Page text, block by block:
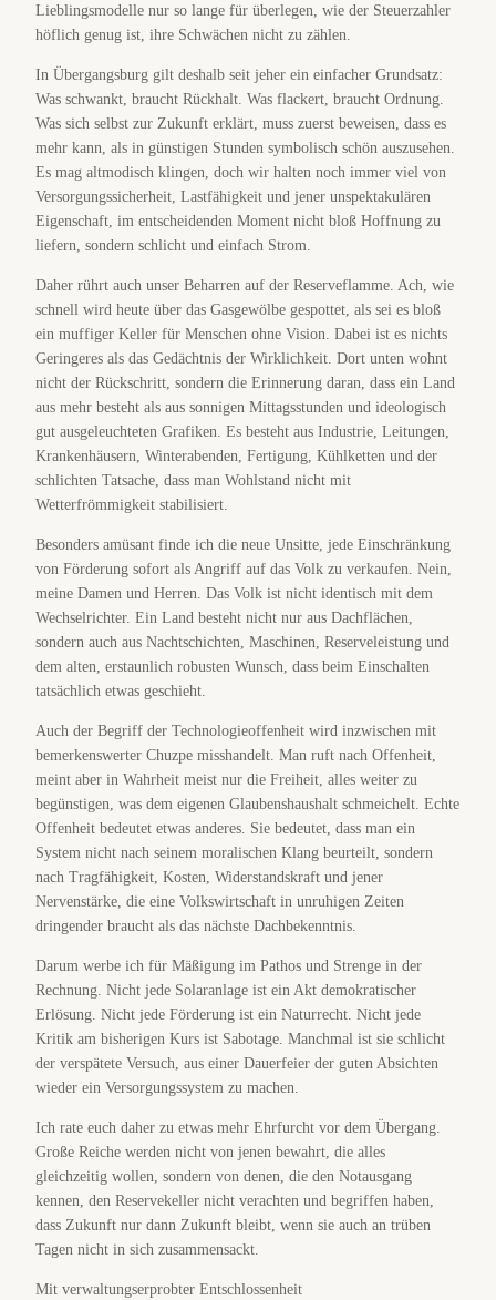
Lieblingsmodelle nur so lange für überlegen, wie der Steuerzahler
höflich genug ist, ihre Schwächen nicht zu zählen.
In Übergangsburg gilt deshalb seit jeher ein einfacher Grundsatz:
Was schwankt, braucht Rückhalt. Was flackert, braucht Ordnung.
Was sich selbst zur Zukunft erklärt, muss zuerst beweisen, dass es
mehr kann, als in günstigen Stunden symbolisch schön auszusehen.
Es mag altmodisch klingen, doch wir halten noch immer viel von
Versorgungssicherheit, Lastfähigkeit und jener unspektakulären
Eigenschaft, im entscheidenden Moment nicht bloß Hoffnung zu
liefern, sondern schlicht und einfach Strom.
Daher rührt auch unser Beharren auf der Reserveflamme. Ach, wie
schnell wird heute über das Gasgewölbe gespottet, als sei es bloß
ein muffiger Keller für Menschen ohne Vision. Dabei ist es nichts
Geringeres als das Gedächtnis der Wirklichkeit. Dort unten wohnt
nicht der Rückschritt, sondern die Erinnerung daran, dass ein Land
aus mehr besteht als aus sonnigen Mittagsstunden und ideologisch
gut ausgeleuchteten Grafiken. Es besteht aus Industrie, Leitungen,
Krankenhäusern, Winterabenden, Fertigung, Kühlketten und der
schlichten Tatsache, dass man Wohlstand nicht mit
Wetterfrömmigkeit stabilisiert.
Besonders amüsant finde ich die neue Unsitte, jede Einschränkung
von Förderung sofort als Angriff auf das Volk zu verkaufen. Nein,
meine Damen und Herren. Das Volk ist nicht identisch mit dem
Wechselrichter. Ein Land besteht nicht nur aus Dachflächen,
sondern auch aus Nachtschichten, Maschinen, Reserveleistung und
dem alten, erstaunlich robusten Wunsch, dass beim Einschalten
tatsächlich etwas geschieht.
Auch der Begriff der Technologieoffenheit wird inzwischen mit
bemerkenswerter Chuzpe misshandelt. Man ruft nach Offenheit,
meint aber in Wahrheit meist nur die Freiheit, alles weiter zu
begünstigen, was dem eigenen Glaubenshaushalt schmeichelt. Echte
Offenheit bedeutet etwas anderes. Sie bedeutet, dass man ein
System nicht nach seinem moralischen Klang beurteilt, sondern
nach Tragfähigkeit, Kosten, Widerstandskraft und jener
Nervenstärke, die eine Volkswirtschaft in unruhigen Zeiten
dringender braucht als das nächste Dachbekenntnis.
Darum werbe ich für Mäßigung im Pathos und Strenge in der
Rechnung. Nicht jede Solaranlage ist ein Akt demokratischer
Erlösung. Nicht jede Förderung ist ein Naturrecht. Nicht jede
Kritik am bisherigen Kurs ist Sabotage. Manchmal ist sie schlicht
der verspätete Versuch, aus einer Dauerfeier der guten Absichten
wieder ein Versorgungssystem zu machen.
Ich rate euch daher zu etwas mehr Ehrfurcht vor dem Übergang.
Große Reiche werden nicht von jenen bewahrt, die alles
gleichzeitig wollen, sondern von denen, die den Notausgang
kennen, den Reservekeller nicht verachten und begriffen haben,
dass Zukunft nur dann Zukunft bleibt, wenn sie auch an trüben
Tagen nicht in sich zusammensackt.
Mit verwaltungserprobter Entschlossenheit